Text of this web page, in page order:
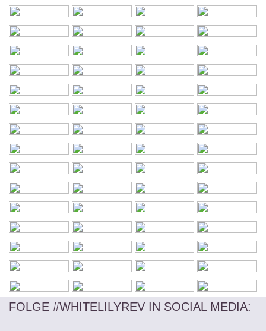
FOLGE #WHITELILYREV IN SOCIAL MEDIA: